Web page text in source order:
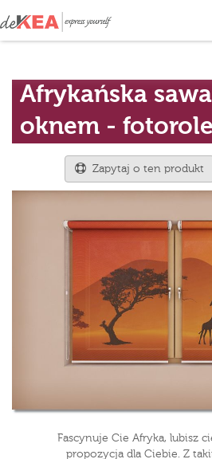
Afrykańska
oknem -
Zapytaj o ten produkt
Fascynuje Cie Afryka, lubisz
propozycja dla Ciebie. Z